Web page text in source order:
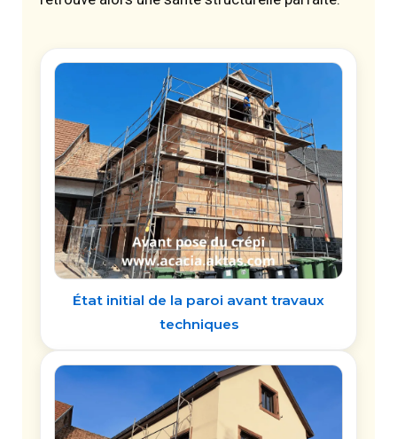
État initial de la paroi avant travaux
techniques